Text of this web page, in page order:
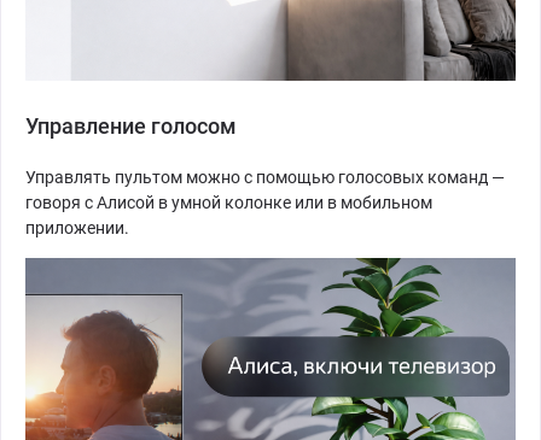
Управление голосом
Управлять пультом можно с помощью голосовых команд —
говоря с Алисой в умной колонке или в мобильном
приложении.